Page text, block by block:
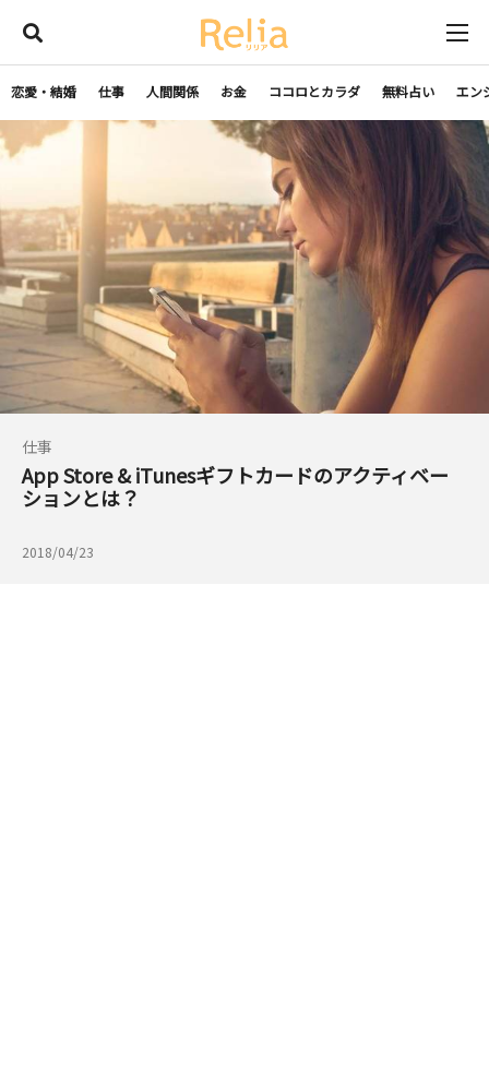
恋愛・結婚 仕事 人間関係 お金 ココロとカラダ 無料占い エン
仕事
App Store & iTunesギフトカードのアクティベー
ションとは？
2018/04/23